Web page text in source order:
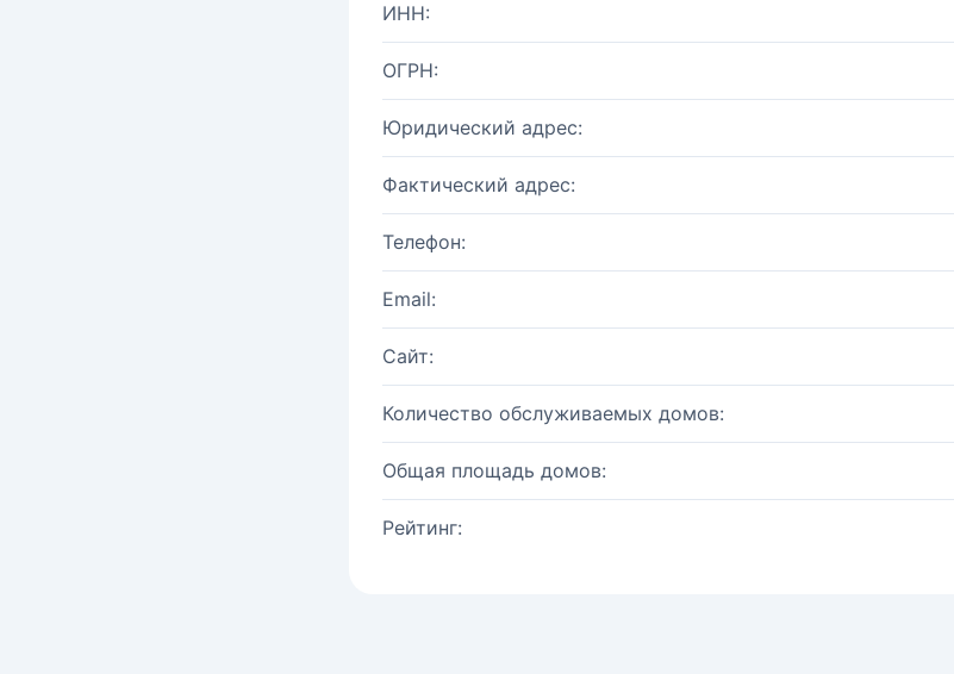
ИНН:
ОГРН:
Юридический адрес:
Фактический адрес:
Телефон:
Email:
Сайт:
Количество обслуживаемых домов:
Общая площадь домов:
Рейтинг: